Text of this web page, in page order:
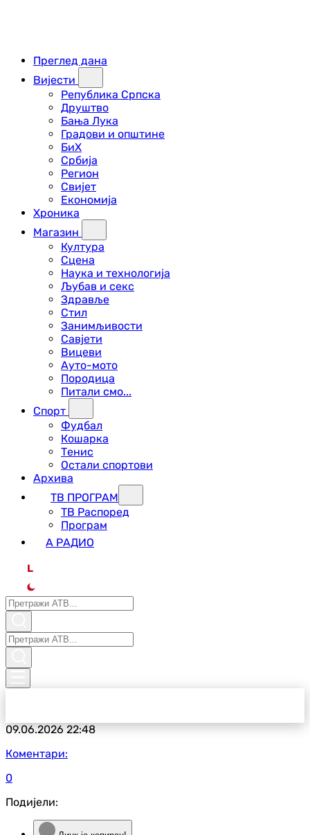
Преглед дана
Вијести
Република Српска
Друштво
Бања Лука
Градови и општине
БиХ
Србија
Регион
Свијет
Економија
Хроника
Магазин
Култура
Сцена
Наука и технологија
Љубав и секс
Здравље
Стил
Занимљивости
Савјети
Вицеви
Ауто-мото
Породица
Питали смо...
Спорт
Фудбал
Кошарка
Тенис
Остали спортови
Архива
ТВ ПРОГРАМ
ТВ Распоред
Програм
А РАДИО
L
09.06.202622:48
Коментари:
0
Подијели: